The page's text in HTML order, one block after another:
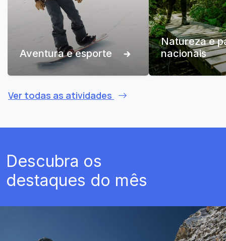
Aventura e esporte
Natureza e
nacionais
Ver todas as atividades
Descubra os
destaques do mês